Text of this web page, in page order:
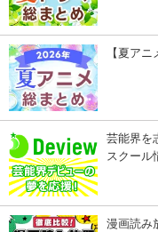
【夏ア
芸能界を
スクール
漫画読み